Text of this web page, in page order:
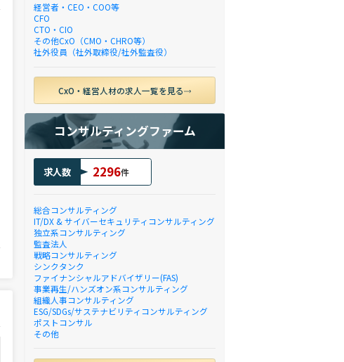
経営者・CEO・COO等
CFO
CTO・CIO
その他CxO（CMO・CHRO等）
社外役員（社外取締役/社外監査役）
CxO・経営人材の求人一覧を見る
コンサルティングファーム
求人数 2296件
総合コンサルティング
IT/DX & サイバーセキュリティコンサルティング
独立系コンサルティング
監査法人
戦略コンサルティング
シンクタンク
ファイナンシャルアドバイザリー(FAS)
事業再生/ハンズオン系コンサルティング
組織人事コンサルティング
ESG/SDGs/サステナビリティコンサルティング
ポストコンサル
その他